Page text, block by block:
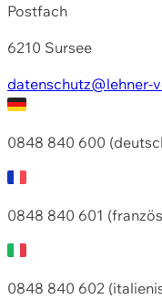
Postfach
6210 Sursee
datenschutz@lehner-
0848 840 600
0848 840 601
0848 840 602